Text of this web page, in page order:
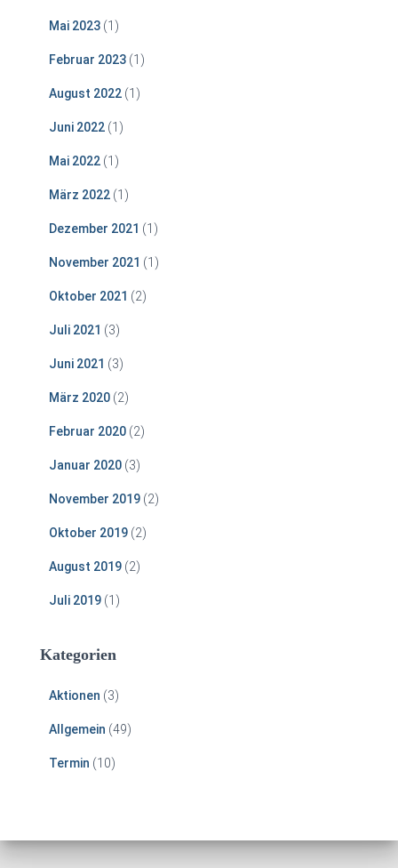
Mai 2023 (1)
Februar 2023 (1)
August 2022 (1)
Juni 2022 (1)
Mai 2022 (1)
März 2022 (1)
Dezember 2021 (1)
November 2021 (1)
Oktober 2021 (2)
Juli 2021 (3)
Juni 2021 (3)
März 2020 (2)
Februar 2020 (2)
Januar 2020 (3)
November 2019 (2)
Oktober 2019 (2)
August 2019 (2)
Juli 2019 (1)
Kategorien
Aktionen (3)
Allgemein (49)
Termin (10)